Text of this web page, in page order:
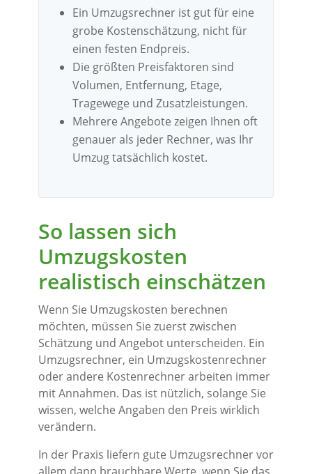
Ein Umzugsrechner ist gut für eine
grobe Kostenschätzung, nicht für
einen festen Endpreis.
Die größten Preisfaktoren sind
Volumen, Entfernung, Etage,
Tragewege und Zusatzleistungen.
Mehrere Angebote zeigen Ihnen oft
genauer als jeder Rechner, was Ihr
Umzug tatsächlich kostet.
So lassen sich
Umzugskosten
realistisch einschätzen
Wenn Sie Umzugskosten berechnen
möchten, müssen Sie zuerst zwischen
Schätzung und Angebot unterscheiden. Ein
Umzugsrechner, ein Umzugskostenrechner
oder andere Kostenrechner arbeiten immer
mit Annahmen. Das ist nützlich, solange Sie
wissen, welche Angaben den Preis wirklich
verändern.
In der Praxis liefern gute Umzugsrechner vor